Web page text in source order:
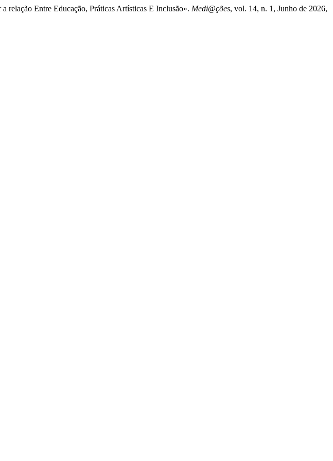
Entre Educação, Práticas Artísticas E Inclusão». Medi@ções, vol. 14, n. 1, Junho de 2026,